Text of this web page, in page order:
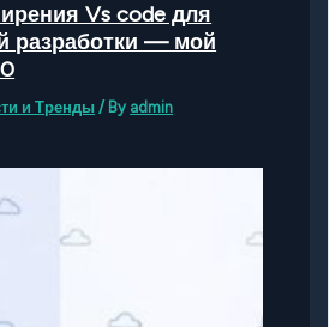
Vs code для
разработки — мой
и Тренды / By admin